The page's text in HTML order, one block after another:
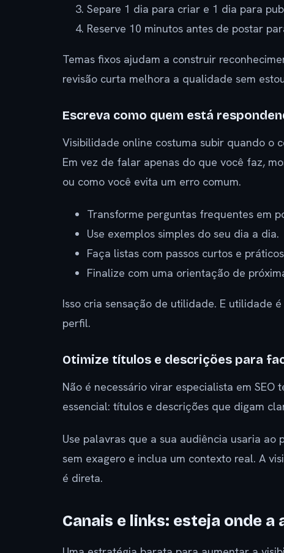
Separe 1 dia para criar e 1 dia para
Reserve 10 minutos antes de postar
Temas fixos ajudam a construir
revisão curta melhora a qualidade sem
Escreva como quem está
Visibilidade online costuma subir quando o
Em vez de falar apenas do que você faz,
ou como você evita um erro comum.
Transforme perguntas frequentes em
Use exemplos simples do seu dia a dia.
Faça listas com passos curtos e
Finalize com uma orientação de
Isso cria sensação de utilidade. E utilidade
perfil.
Otimize títulos e descrições para
Não é necessário virar especialista em
essencial: títulos e descrições que digam
Use palavras que a sua audiência usaria ao
sem exagero e inclua um contexto real. A
é direta.
Canais e links: esteja onde a